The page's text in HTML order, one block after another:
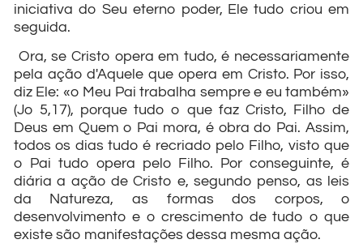
iniciativa do Seu eterno poder, Ele tudo criou em
seguida.
Ora, se Cristo opera em tudo, é necessariamente
pela ação d'Aquele que opera em Cristo. Por isso,
diz Ele: «o Meu Pai trabalha sempre e eu também»
(Jo 5,17), porque tudo o que faz Cristo, Filho de
Deus em Quem o Pai mora, é obra do Pai. Assim,
todos os dias tudo é recriado pelo Filho, visto que
o Pai tudo opera pelo Filho. Por conseguinte, é
diária a ação de Cristo e, segundo penso, as leis
da Natureza, as formas dos corpos, o
desenvolvimento e o crescimento de tudo o que
existe são manifestações dessa mesma ação.